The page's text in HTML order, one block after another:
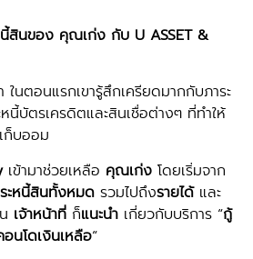
สินของ คุณเก่ง กับ U ASSET &
ในตอนแรกเขารู้สึกเครียดมากกับภาระ
นี้บัตรเครดิตและสินเชื่อต่างๆ ที่ทำให้
ก็บออม
เข้ามาช่วยเหลือ คุณเก่ง โดยเริ่มจาก
ะหนี้สินทั้งหมด รวมไปถึงรายได้และ
เจ้าหน้าที่ ก็แนะนำ เกี่ยวกับบริการ “กู้
นโดเงินเหลือ“